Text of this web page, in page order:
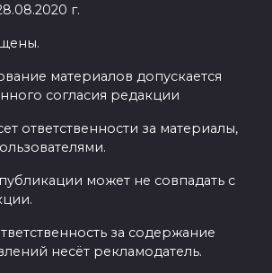
г.
материалов допускается
согласия редакции
ответственности за материалы,
может не совпадать с
за содержание
несёт рекламодатель.